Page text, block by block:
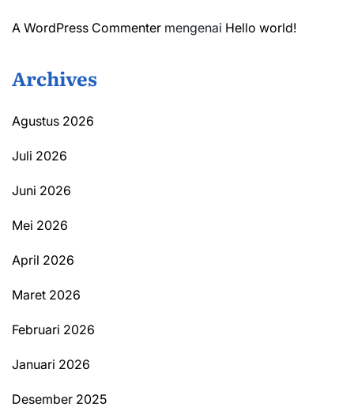
A WordPress Commenter mengenai Hello world!
Archives
Agustus 2026
Juli 2026
Juni 2026
Mei 2026
April 2026
Maret 2026
Februari 2026
Januari 2026
Desember 2025